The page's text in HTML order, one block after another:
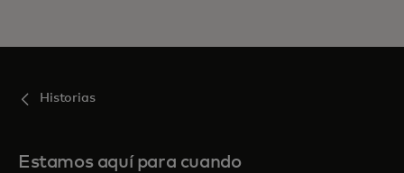
Historias
Estamos aquí para cuando